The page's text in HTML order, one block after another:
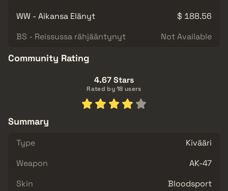
WW - Aikansa Elänyt
$ 188.56
BS - Reissussa rähjääntynyt
Not Available
Community Rating
4.67 Stars
Rated by 18 users
Summary
Type
Kivääri
Weapon
AK-47
Skin
Bloodsport